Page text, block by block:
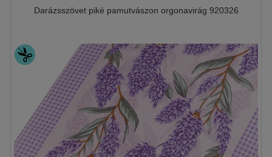
Darázsszövet piké pamutvászon orgonavirág 920326